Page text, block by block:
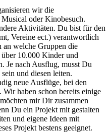
wir die
oder Kinobesuch.
Aktivitäten. Du bist für den
Vereine ect.) verantwortlich
an welche Gruppen die
10.000 Kinder und
Je nach Ausflug, musst Du
und diesen leiten.
neue Ausflüge, bei den
Wir haben schon bereits einige
mir Dir zusammen
Du ein Projekt mit gestalten
und eigene Ideen mit
Projekt bestens geeignet.